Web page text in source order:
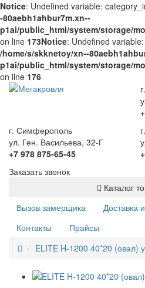
Notice: Undefined variable:
-80aebh1ahbur7m.xn--
p1ai/public_html/system/storage/
on line 173Notice: Undefined
/home/s/skknetoy/xn--
p1ai/public_html/system/storage/
on line 176
г. Симферополь
ул. Ген. Васильева, 32-Г
+7 978 875-65-45
Заказать звонок
Каталог
Вызов замерщика
Доставка
Контакты
Прайсы
ELITE H-1200 40*20 (овал)